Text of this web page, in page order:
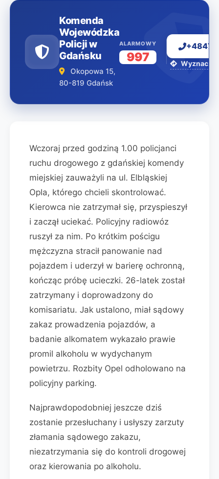
Komenda
Wojewódzka
Policji w
Gdańsku
Okopowa 15,
80-819 Gdańsk
ALARMOWY
997 Wyznacz
Wczoraj przed godziną 1.00 policjanci
ruchu drogowego z gdańskiej komendy
miejskiej zauważyli na ul. Elbląskiej
Opla, którego chcieli skontrolować.
Kierowca nie zatrzymał się, przyspieszył
i zaczął uciekać. Policyjny radiowóz
ruszył za nim. Po krótkim pościgu
mężczyzna stracił panowanie nad
pojazdem i uderzył w barierę ochronną,
kończąc próbę ucieczki. 26-latek został
zatrzymany i doprowadzony do
komisariatu. Jak ustalono, miał sądowy
zakaz prowadzenia pojazdów, a
badanie alkomatem wykazało prawie
promil alkoholu w wydychanym
powietrzu. Rozbity Opel odholowano na
policyjny parking.
Najprawdopodobniej jeszcze dziś
zostanie przesłuchany i usłyszy zarzuty
złamania sądowego zakazu,
niezatrzymania się do kontroli drogowej
oraz kierowania po alkoholu.